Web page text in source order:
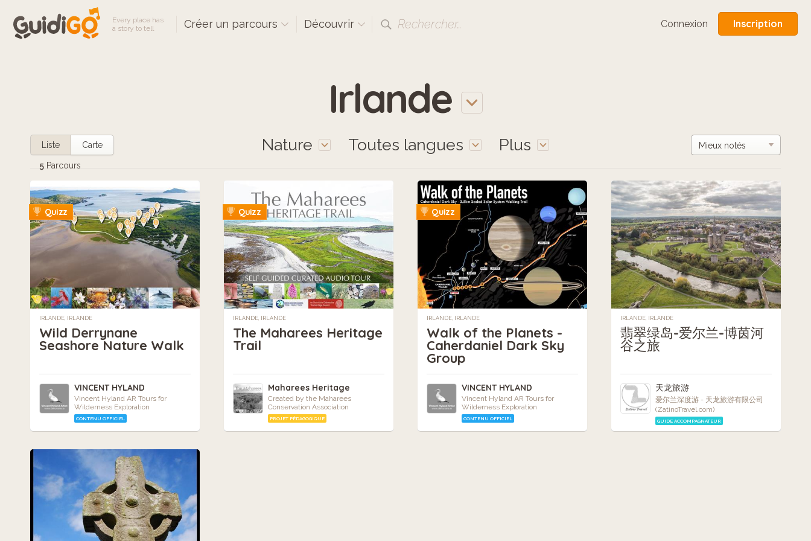
Every place has
a story to tell
Créer un parcours Découvrir Rechercher… Connexion Inscription
Irlande
Nature Toutes langues Plus
Liste Carte
5 Parcours
Quizz
IRLANDE, IRLANDE
Wild Derrynane
Seashore Nature Walk
VINCENT HYLAND
Vincent Hyland AR Tours for
Wilderness Exploration
CONTENU OFFICIEL
Quizz
IRLANDE, IRLANDE
The Maharees Heritage
Trail
Maharees Heritage
Created by the Maharees
Conservation Association
PROJET PÉDAGOGIQUE
Quizz
IRLANDE, IRLANDE
Walk of the Planets -
Caherdaniel Dark Sky
Group
VINCENT HYLAND
Vincent Hyland AR Tours for
Wilderness Exploration
CONTENU OFFICIEL
IRLANDE, IRLANDE
翡翠绿岛-爱尔兰-博茵河
谷之旅
天龙旅游
爱尔兰深度游 - 天龙旅游有限公司
(ZatinoTravel.com)
GUIDE ACCOMPAGNATEUR